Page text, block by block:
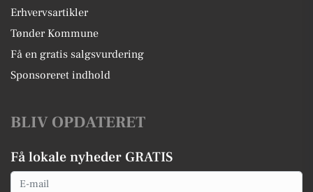
Erhvervsartikler
Tønder Kommune
Få en gratis salgsvurdering
Sponsoreret indhold
BLIV OPDATERET
Få lokale nyheder GRATIS
Email